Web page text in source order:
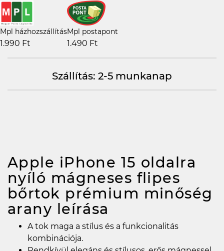
Mpl házhozszállítás
1.990 Ft
Mpl postapont
1.490 Ft
Szállítás: 2-5 munkanap
Apple iPhone 15 oldalra
nyíló mágneses flipes
bőrtok prémium minőség
arany leírása
A tok maga a stílus és a funkcionalitás
kombinációja.